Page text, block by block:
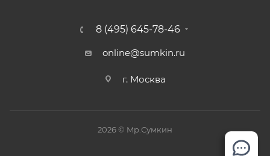
8 (495) 645-78-46
online@sumkin.ru
г. Москва
2026 © Mр.Сумкин